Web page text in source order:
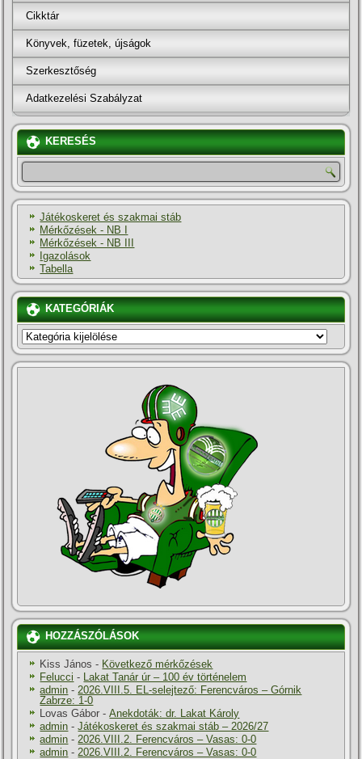
Cikktár
Könyvek, füzetek, újságok
Szerkesztőség
Adatkezelési Szabályzat
KERESÉS
Játékoskeret és szakmai stáb
Mérkőzések - NB I
Mérkőzések - NB III
Igazolások
Tabella
KATEGÓRIÁK
KATEGÓRIÁK
HOZZÁSZÓLÁSOK
Kiss János - Következő mérkőzések
Felucci - Lakat Tanár úr – 100 év történelem
admin - 2026.VIII.5. EL-selejtező: Ferencváros – Górnik
Zabrze: 1-0
Lovas Gábor -Anekdoták: dr. Lakat Károly
admin -Játékoskeret és szakmai stáb – 2026/27
admin - 2026.VIII.2. Ferencváros – Vasas: 0-0
admin - 2026.VIII.2. Ferencváros – Vasas: 0-0